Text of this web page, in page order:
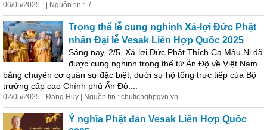
06/05/2025 - | Nguồn tin : -/-
Trọng thể lễ cung nghinh Xá-lợi Đức Phật
nhân Đại lễ Vesak Liên Hợp Quốc 2025
Sáng nay, 2/5, Xá-lợi Đức Phật Thích Ca Mâu Ni đã
được cung nghinh trọng thể từ Ấn Độ về Việt Nam
bằng chuyên cơ quân sự đặc biệt, dưới sự hộ tống trực tiếp của Bộ
trưởng cấp cao Chính phủ Ấn Độ....
02/05/2025 - Đăng Huy | Nguồn tin : chutichghpgvn.vn
Ý nghĩa Phật đản Vesak Liên Hợp Quốc